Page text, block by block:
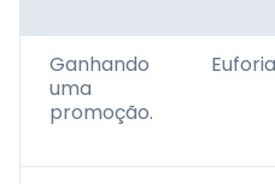
Ganhando
uma
promoção.
Euforia